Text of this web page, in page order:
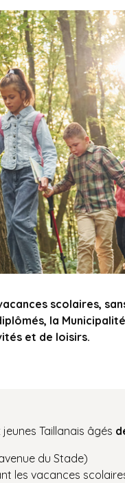
scolaires,
la
et de loisirs.
Taillanais âgés
du Stade)
les vacances